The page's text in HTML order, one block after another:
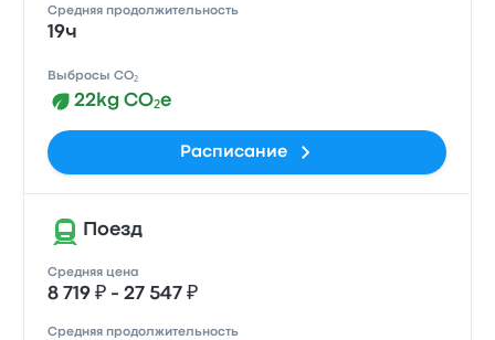
Средняя продолжительность
19ч
Выбросы CO₂
22kg CO₂e
Расписание
Поезд
Средняя цена
8 719 ₽ - 27 547 ₽
Средняя продолжительность